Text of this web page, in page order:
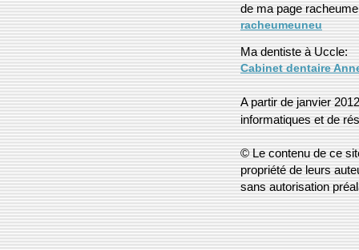
de ma page
racheumeuneu
Ma dentiste à Uccle:
Cabinet dentaire
A partir de janvier
informatiques et de
© Le contenu de ce
propriété de leurs
sans autorisation